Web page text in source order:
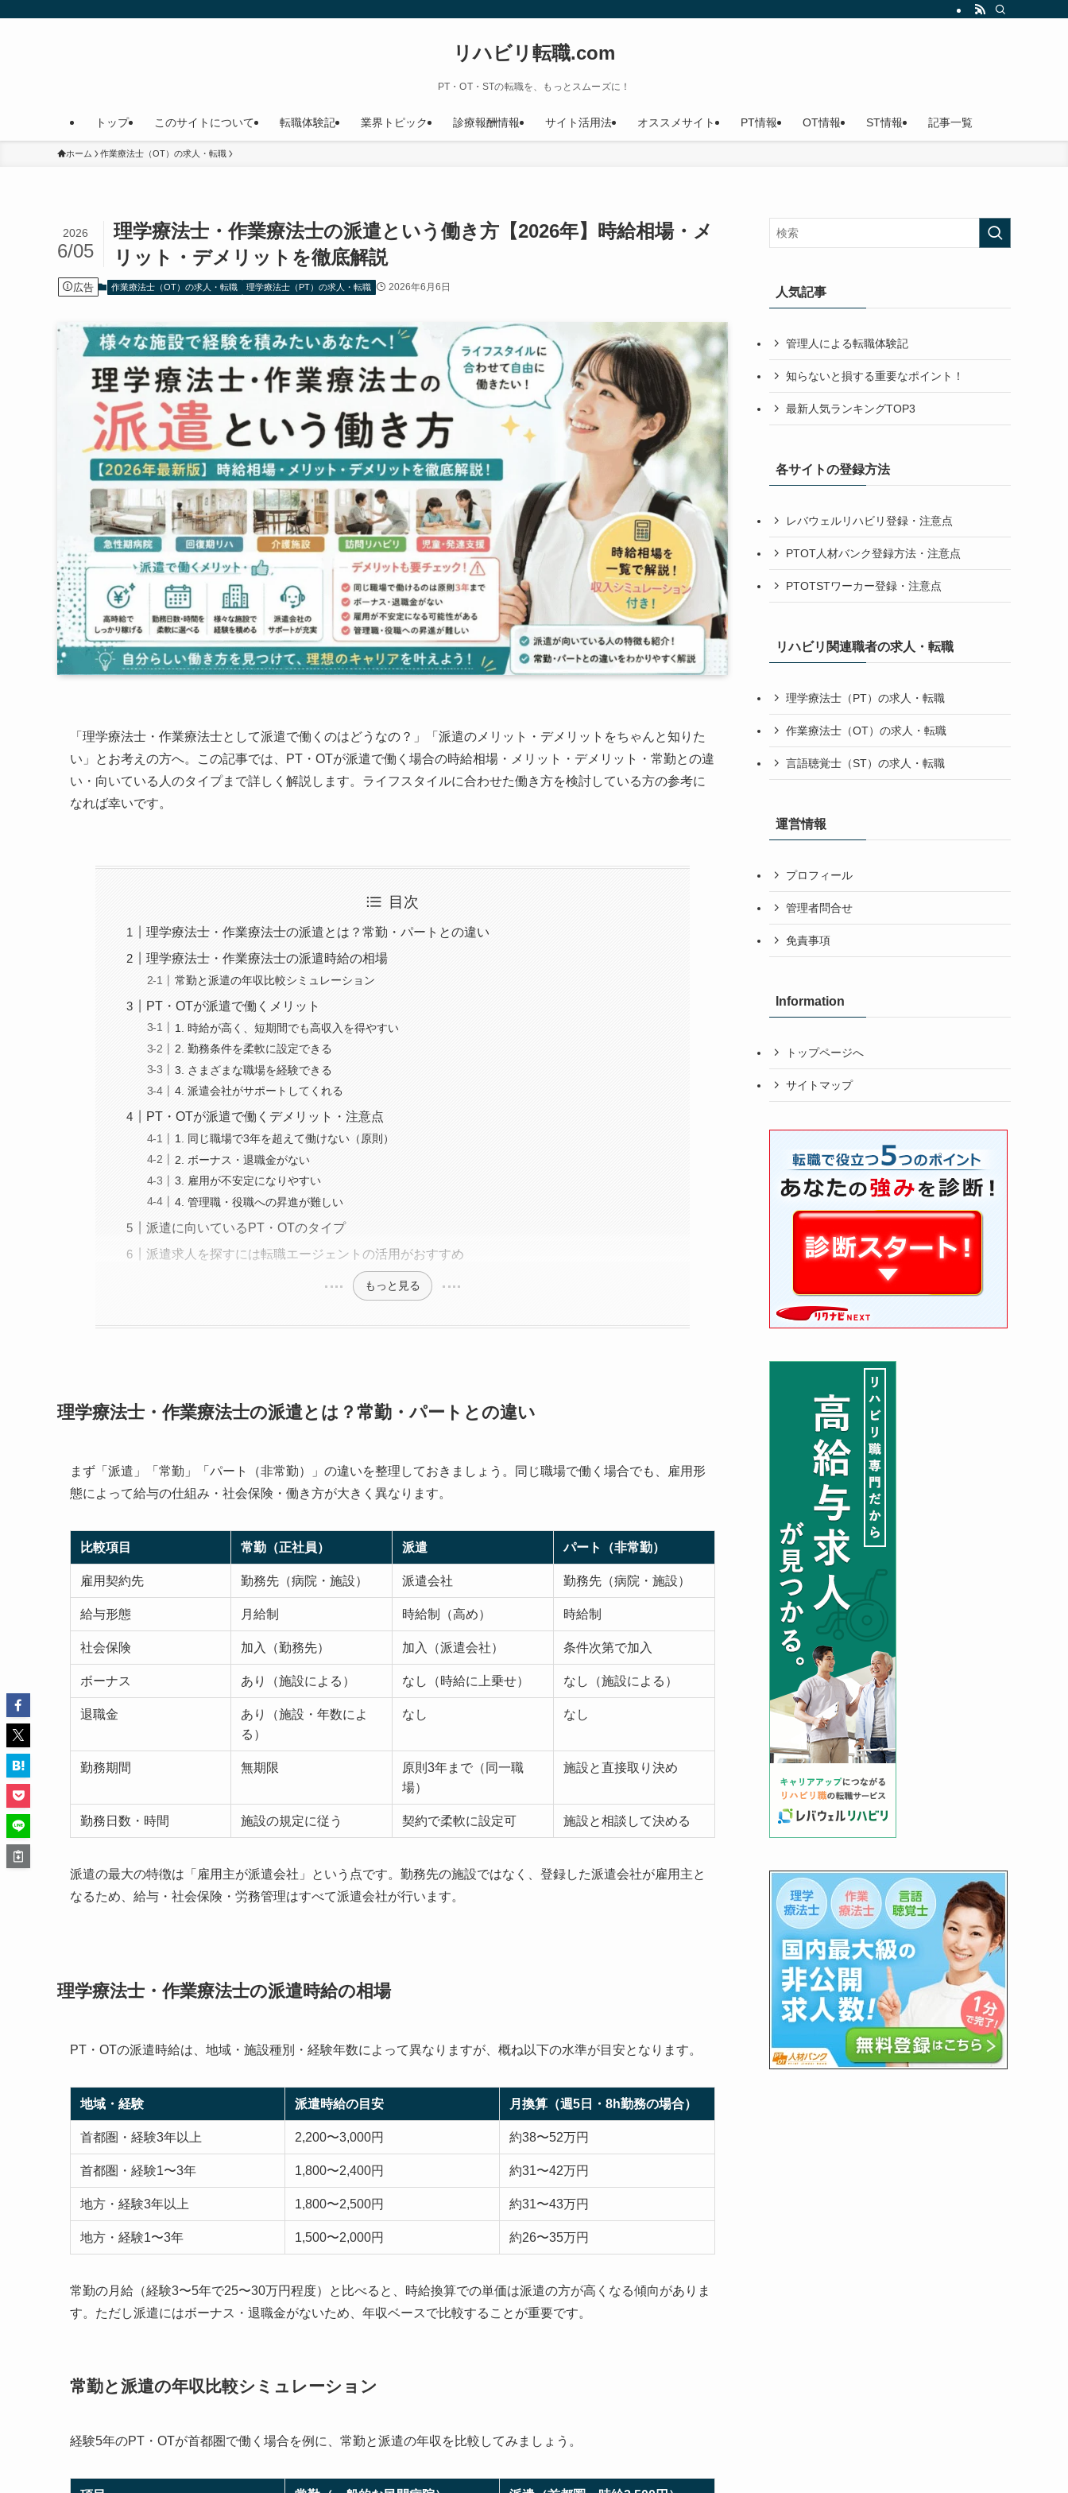
リハビリ転職.com
PT・OT・STの転職を、もっとスムーズに！
トップ このサイトについて 転職体験記 業界トピック 診療報酬情報 サイト活用法 オススメサイト PT情報 OT情報 ST情報 記事一覧
ホーム 作業療法士（OT）の求人・転職
理学療法士・作業療法士の派遣という働き方【2026年】時給相場・メ
リット・デメリットを徹底解説
2026
6/05
広告 作業療法士（OT）の求人・転職 理学療法士（PT）の求人・転職 2026年6月6日
「理学療法士・作業療法士として派遣で働くのはどうなの？」「派遣のメリット・デメリットをちゃんと知りた
い」とお考えの方へ。この記事では、PT・OTが派遣で働く場合の時給相場・メリット・デメリット・常勤との違
い・向いている人のタイプまで詳しく解説します。ライフスタイルに合わせた働き方を検討している方の参考に
なれば幸いです。
目次
理学療法士・作業療法士の派遣とは？常勤・パートとの違い
理学療法士・作業療法士の派遣時給の相場
常勤と派遣の年収比較シミュレーション
PT・OTが派遣で働くメリット
1. 時給が高く、短期間でも高収入を得やすい
2. 勤務条件を柔軟に設定できる
3. さまざまな職場を経験できる
4. 派遣会社がサポートしてくれる
PT・OTが派遣で働くデメリット・注意点
1. 同じ職場で3年を超えて働けない（原則）
2. ボーナス・退職金がない
3. 雇用が不安定になりやすい
4. 管理職・役職への昇進が難しい
派遣に向いているPT・OTのタイプ
派遣求人を探すには転職エージェントの活用がおすすめ
もっと見る
理学療法士・作業療法士の派遣とは？常勤・パートとの違い
まず「派遣」「常勤」「パート（非常勤）」の違いを整理しておきましょう。同じ職場で働く場合でも、雇用形
態によって給与の仕組み・社会保険・働き方が大きく異なります。
比較項目 常勤（正社員） 派遣 パート（非常勤）
雇用契約先 勤務先（病院・施設） 派遣会社 勤務先（病院・施設）
給与形態 月給制 時給制（高め） 時給制
社会保険 加入（勤務先） 加入（派遣会社） 条件次第で加入
ボーナス あり（施設による） なし（時給に上乗せ） なし（施設による）
退職金
あり（施設・年数によ
る）
なし なし
勤務期間 無期限
原則3年まで（同一職
場）
施設と直接取り決め
勤務日数・時間 施設の規定に従う 契約で柔軟に設定可 施設と相談して決める
派遣の最大の特徴は「雇用主が派遣会社」という点です。勤務先の施設ではなく、登録した派遣会社が雇用主と
なるため、給与・社会保険・労務管理はすべて派遣会社が行います。
理学療法士・作業療法士の派遣時給の相場
PT・OTの派遣時給は、地域・施設種別・経験年数によって異なりますが、概ね以下の水準が目安となります。
地域・経験 派遣時給の目安 月換算（週5日・8h勤務の場合）
首都圏・経験3年以上 2,200〜3,000円 約38〜52万円
首都圏・経験1〜3年 1,800〜2,400円 約31〜42万円
地方・経験3年以上 1,800〜2,500円 約31〜43万円
地方・経験1〜3年 1,500〜2,000円 約26〜35万円
常勤の月給（経験3〜5年で25〜30万円程度）と比べると、時給換算での単価は派遣の方が高くなる傾向がありま
す。ただし派遣にはボーナス・退職金がないため、年収ベースで比較することが重要です。
常勤と派遣の年収比較シミュレーション
経験5年のPT・OTが首都圏で働く場合を例に、常勤と派遣の年収を比較してみましょう。
人気記事
管理人による転職体験記
知らないと損する重要なポイント！
最新人気ランキングTOP3
各サイトの登録方法
レバウェルリハビリ登録・注意点
PTOT人材バンク登録方法・注意点
PTOTSTワーカー登録・注意点
リハビリ関連職者の求人・転職
理学療法士（PT）の求人・転職
作業療法士（OT）の求人・転職
言語聴覚士（ST）の求人・転職
運営情報
プロフィール
管理者問合せ
免責事項
Information
トップページへ
サイトマップ